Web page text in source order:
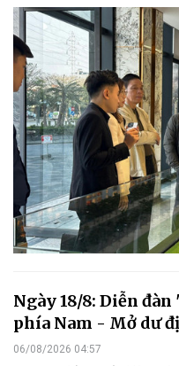
Ngày 18/8: Diễn
phía Nam - Mở dư
06/08/2026 04:57